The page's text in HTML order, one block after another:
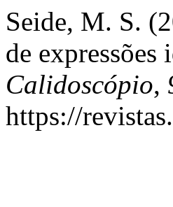
Seide, M. S.
de
Calidoscópio,
https://